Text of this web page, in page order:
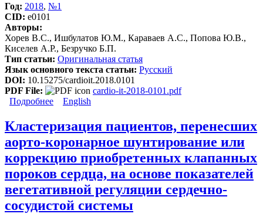
Год: 2018, №1
CID: e0101
Авторы:
Хорев В.С., Ишбулатов Ю.М., Караваев А.С., Попова Ю.В.,
Киселев А.Р., Безручко Б.П.
Тип статьи: Оригинальная статья
Язык основного текста статьи: Русский
DOI: 10.15275/cardioit.2018.0101
PDF File:
cardio-it-2018-0101.pdf
Подробнее о Влияние фазового шума на диагностику связей
реализациям математической модели сердечно-
сосудистой системы
English
Кластеризация пациентов, перенесших
аорто-коронарное шунтирование или
коррекцию приобретенных клапанных
пороков сердца, на основе показателей
вегетативной регуляции сердечно-
сосудистой системы